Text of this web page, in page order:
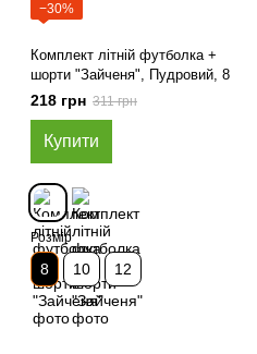
−30%
Комплект літній футболка +
шорти "Зайченя", Пудровий, 8
218 грн 311 грн
Купити
Розмір
8 10 12